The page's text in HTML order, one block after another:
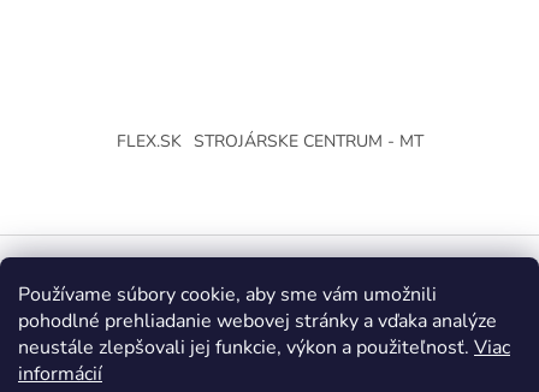
Používame súbory cookie, aby sme vám umožnili
pohodlné prehliadanie webovej stránky a vďaka analýze
neustále zlepšovali jej funkcie, výkon a použiteľnosť. Viac
informácií
FLEX.SK STROJÁRSKE CENTRUM - MT
Vytvoril Shoptet
Copyright 2026